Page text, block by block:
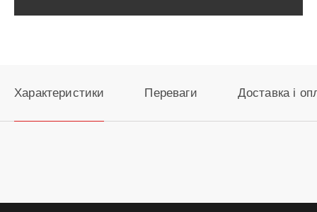
Характеристики Переваги Доставка і